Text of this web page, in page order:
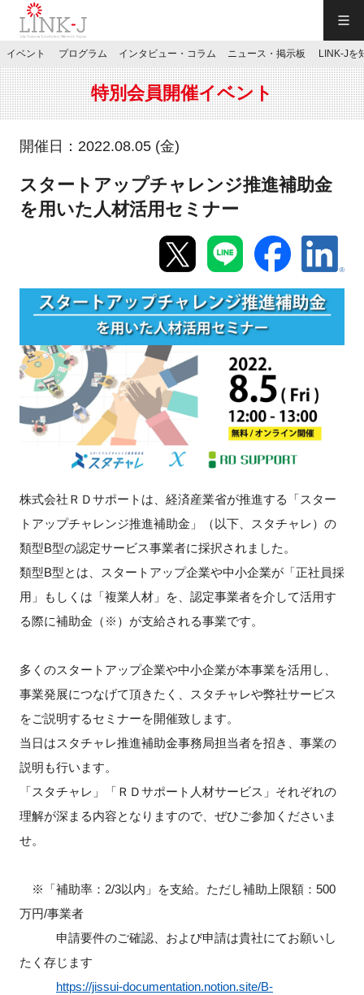
JP／EN
特別会員専用メニュー
お問い合わせ
新規登録
イベント
インタビュー・コラム
ニュース・掲示板
施設・アクセス
FAQ
イベントお知らせメール登録
イベント プログラム インタビュー・コラム ニュース・掲示板 LINK-Jを
特別会員開催イベント
開催日：2022.08.05 (金)
スタートアップチャレンジ推進補助金
を用いた人材活用セミナー
株式会社ＲＤサポートは、経済産業省が推進する「スター
トアップチャレンジ推進補助金」（以下、スタチャレ）の
類型B型の認定サービス事業者に採択されました。
類型B型とは、スタートアップ企業や中小企業が「正社員採
用」もしくは「複業人材」を、認定事業者を介して活用す
る際に補助金（※）が支給される事業です。
多くのスタートアップ企業や中小企業が本事業を活用し、
事業発展につなげて頂きたく、スタチャレや弊社サービス
をご説明するセミナーを開催致します。
当日はスタチャレ推進補助金事務局担当者を招き、事業の
説明も行います。
「スタチャレ」「ＲＤサポート人材サービス」それぞれの
理解が深まる内容となりますので、ぜひご参加くださいま
せ。
※「補助率：2/3以内」を支給。ただし補助上限額：500
万円/事業者
申請要件のご確認、および申請は貴社にてお願いし
たく存じます
https://jissui-documentation.notion.site/B-